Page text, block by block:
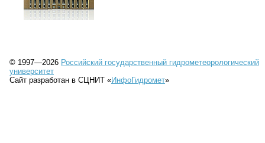
© 1997—2026 Российский государственный гидрометеорологический
университет
Сайт разработан в СЦНИТ «ИнфоГидромет»